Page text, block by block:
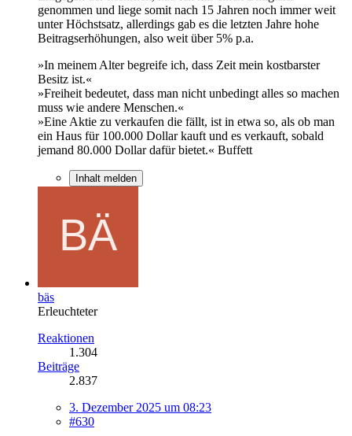
genommen und liege somit nach 15 Jahren noch immer weit
unter Höchstsatz, allerdings gab es die letzten Jahre hohe
Beitragserhöhungen, also weit über 5% p.a.
»In meinem Alter begreife ich, dass Zeit mein kostbarster
Besitz ist.«
»Freiheit bedeutet, dass man nicht unbedingt alles so machen
muss wie andere Menschen.«
»Eine Aktie zu verkaufen die fällt, ist in etwa so, als ob man
ein Haus für 100.000 Dollar kauft und es verkauft, sobald
jemand 80.000 Dollar dafür bietet.« Buffett
Inhalt melden
bäs
Erleuchteter
Reaktionen
1.304
Beiträge
2.837
3. Dezember 2025 um 08:23
#630